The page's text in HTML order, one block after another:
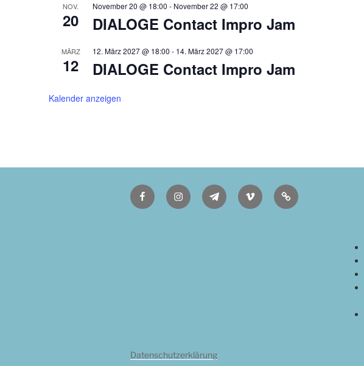
r
g
e
o
b
e
n
NOV.
20
November 20 @ 18:00 - November 22 @ 17:00
DIALOGE Contact Impro Jam
MÄRZ
12
12. März 2027 @ 18:00 - 14. März 2027 @ 17:00
DIALOGE Contact Impro Jam
Kalender anzeigen
FacebookInstagramTelegramVimeo Deutsch
Datenschutzerklärung